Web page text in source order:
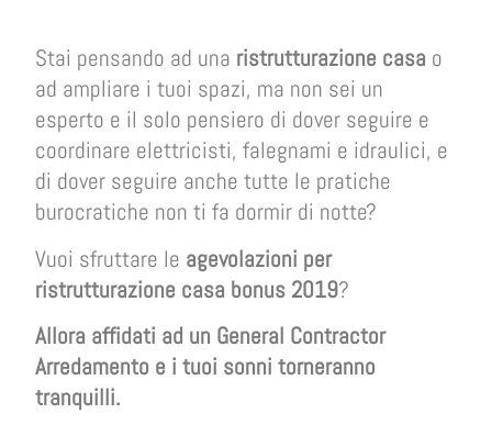
Stai pensando ad una ristrutturazione casa o
ad ampliare i tuoi spazi, ma non sei un
esperto e il solo pensiero di dover seguire e
coordinare elettricisti, falegnami e idraulici, e
di dover seguire anche tutte le pratiche
burocratiche non ti fa dormir di notte?
Vuoi sfruttare le agevolazioni per
ristrutturazione casa bonus 2019?
Allora affidati ad un General Contractor
Arredamento e i tuoi sonni torneranno
tranquilli.